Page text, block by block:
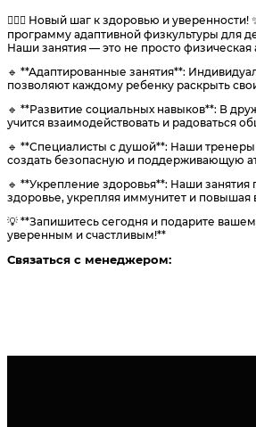
🏃‍♂️✨ Новый шаг к здоровью и
программу адаптивной физкультуры для
Наши занятия — это не просто
🔹 **Адаптированные занятия**:
позволяют каждому ребенку раскрыть
🔹 **Развитие социальных навыков**: В
учится взаимодействовать и радоваться
🔹 **Специалисты с душой**: Наши
создать безопасную и поддерживающую
🔹 **Укрепление здоровья**: Наши
здоровье, укрепляя иммунитет и повышая
💡 **Запишитесь сегодня и подарите
уверенным и счастливым!**
Связаться с менеджером: